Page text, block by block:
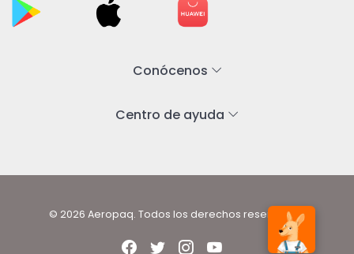
Conócenos
Centro de ayuda
© 2026 Aeropaq. Todos los derechos reservados.